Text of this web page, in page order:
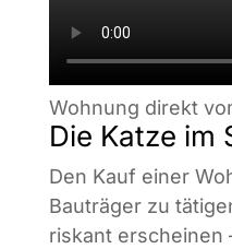
Wohnung direkt
Die Katze im
Den Kauf einer
Bauträger zu
riskant erscheinen